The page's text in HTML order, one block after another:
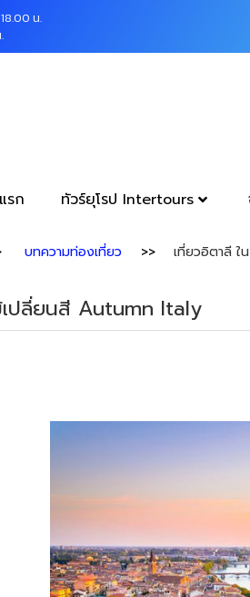
น.
รก ทัวร์ยุโรป Intertours
บทความท่องเที่ยว เที่ยวอิตาลี ใ
เปลี่ยนสี Autumn Italy